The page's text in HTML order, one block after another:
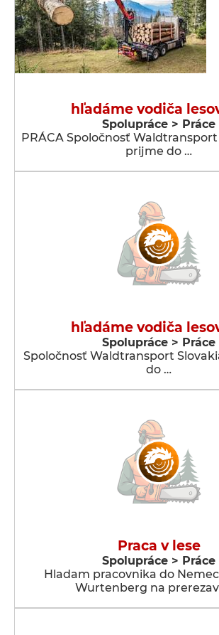
hľadáme vodiča
Spolupráce > Práce
PRÁCA Spoločnosť Waldtransport
prijme do …
hľadáme vodiča
Spolupráce > Práce
Spoločnosť Waldtransport
do …
Praca v lese
Spolupráce > Práce
Hladam pracovnika do
Wurtenberg na